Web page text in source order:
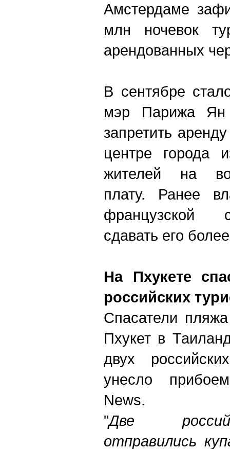
Амстердаме
млн ночевок
арендованных
В сентябре
мэр Парижа Ян
запретить
центре города
жителей на
плату. Ранее
французской
сдавать его
На Пхукете
российских
Спасатели
Пхукет в
двух
унесло
News.
"Две
отправились